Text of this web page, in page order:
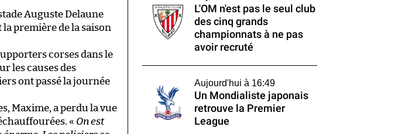
Auguste Delaune
la première de la saison
corses dans le
les causes des
ont passé la journée
Maxime, a perdu la vue
« On est
L'OM n'est pas le seul club
des cinq grands
championnats à ne pas
avoir recruté
Aujourd'hui à 16:49
Un Mondialiste japonais
retrouve la Premier
League